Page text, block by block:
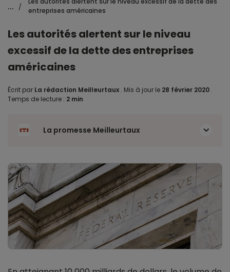
... /
entreprises américaines
Les autorités alertent sur le niveau
excessif de la dette des entreprises
américaines
Écrit par La rédaction Meilleurtaux . Mis à jour le 28 février 2020 .
Temps de lecture : 2 min
La promesse Meilleurtaux